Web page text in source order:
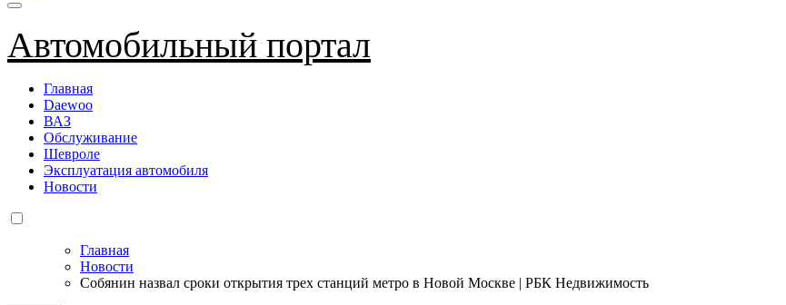
Автомобильный портал
Главная
Daewoo
ВАЗ
Обслуживание
Шевроле
Эксплуатация автомобиля
Новости
Главная
Новости
Собянин назвал сроки открытия трех станций метро в Новой Москве | РБК Недвижимость